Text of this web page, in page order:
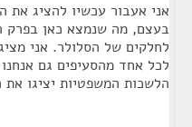
אני אעבור עכשיו להציג
בעצם, מה שנמצא כאן בפרק
לחלקים של הסלולר. אני
לכל אחד מהסעיפים גם
הלשכות המשפטיות יציגו את